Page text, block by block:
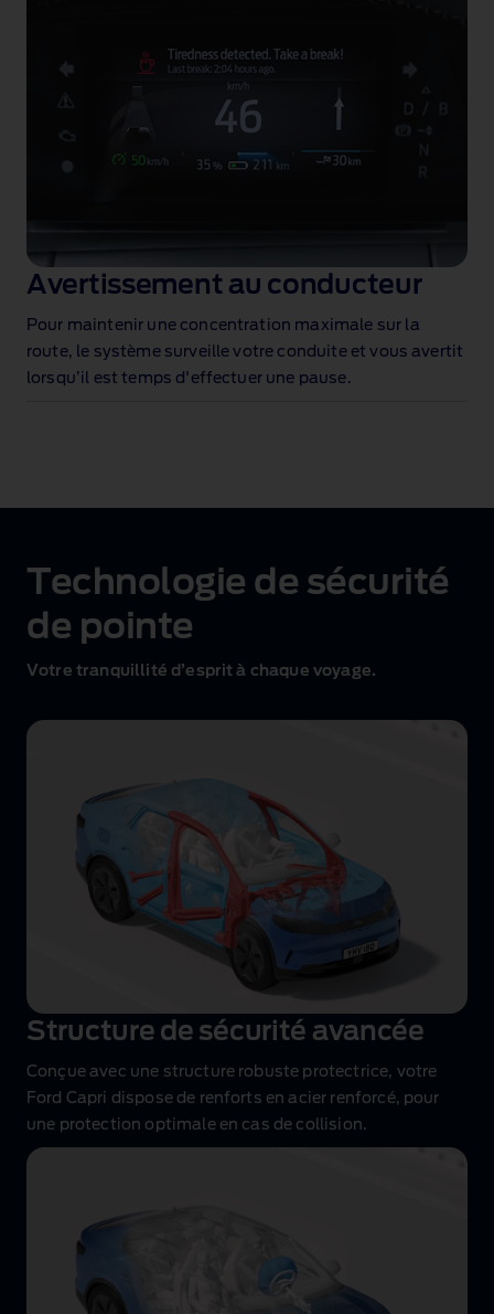
Avertissement au conducteur
Pour maintenir une concentration maximale sur la
route, le système surveille votre conduite et vous avertit
lorsqu’il est temps d'effectuer une pause.
Technologie de sécurité
de pointe
Votre tranquillité d’esprit à chaque voyage.
Structure de sécurité avancée
Conçue avec une structure robuste protectrice, votre
Ford Capri dispose de renforts en acier renforcé, pour
une protection optimale en cas de collision.